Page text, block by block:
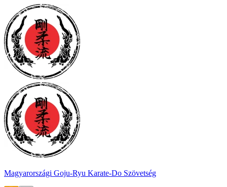
Magyarországi Goju-Ryu Karate-Do Szövetség